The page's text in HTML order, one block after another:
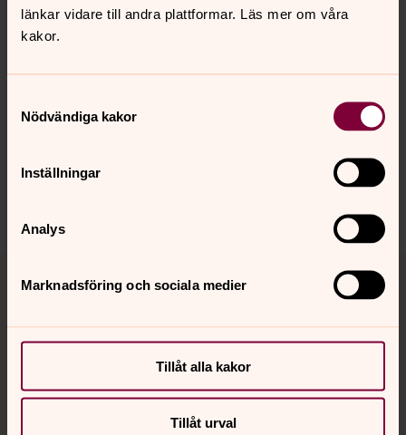
länkar vidare till andra plattformar. Läs mer om våra
kakor.
Nödvändiga kakor
Inställningar
Analys
Marknadsföring och sociala medier
Tillåt alla kakor
Tillåt urval
Senast ändrad 14 maj 2021
innehåll?
Dela